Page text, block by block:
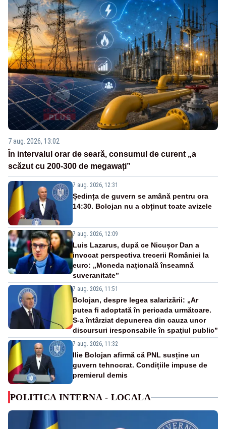
7 aug. 2026, 13:02
În intervalul orar de seară, consumul de curent „a
scăzut cu 200-300 de megawați”
7 aug. 2026, 12:31
Ședința de guvern se amână pentru ora
14:30. Bolojan nu a obținut toate avizele
7 aug. 2026, 12:09
Luis Lazarus, după ce Nicușor Dan a
invocat perspectiva trecerii României la
euro: „Moneda națională înseamnă
suveranitate”
7 aug. 2026, 11:51
Bolojan, despre legea salarizării: „Ar
putea fi adoptată în perioada următoare.
S-a întârziat depunerea din cauza unor
discursuri iresponsabile în spaţiul public”
7 aug. 2026, 11:32
Ilie Bolojan afirmă că PNL susține un
guvern tehnocrat. Condițiile impuse de
premierul demis
POLITICA INTERNA - LOCALA